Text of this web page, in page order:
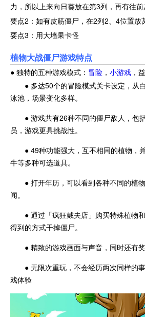
力，所以上来向日葵放在第3列，再有往
要点2：如有皮筋僵尸，在2列2、4位置放
要点3：用大墙果卡怪
植物大战僵尸游戏特点
● 独特的五种游戏模式： 冒险 ， 小游戏 ，
● 多达50个的冒险模式关卡设定，从
泳池，场景变化多样。
● 游戏共有26种不同的僵尸敌人，包
员，游戏更具挑战性。
● 49种功能强大，互不相同的植物，
牛等多种可选道具。
● 打开年历，可以看到各种不同的植
闻。
● 通过「疯狂戴夫店」购买特殊植物
得到的方式干掉僵尸。
● 精致的游戏画面与声音，同时还有
● 无限次重玩，不会经历两次同样的
戏体验